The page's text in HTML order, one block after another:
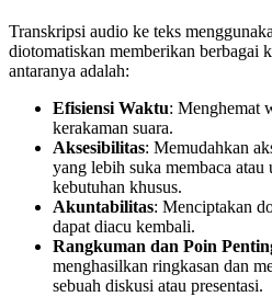
Transkripsi audio ke teks
diotomatiskan memberikan berbagai
antaranya adalah:
Efisiensi Waktu: Menghemat
kerakaman suara.
Aksesibilitas: Memudahkan
yang lebih suka membaca
kebutuhan khusus.
Akuntabilitas: Menciptakan
dapat diacu kembali.
Rangkuman dan Poin
menghasilkan ringkasan dan
sebuah diskusi atau presentasi.